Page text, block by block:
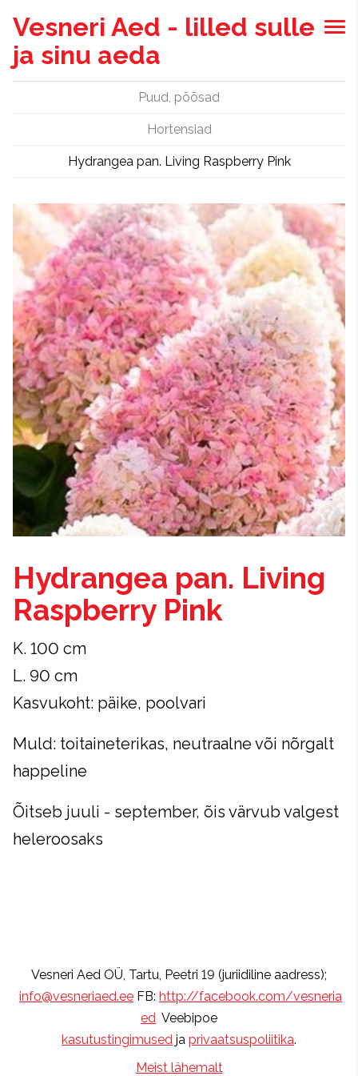
Vesneri Aed - lilled sulle
ja sinu aeda
Puud, põõsad
Hortensiad
Hydrangea pan. Living Raspberry Pink
Hydrangea pan. Living
Raspberry Pink
K. 100 cm
L. 90 cm
Kasvukoht: päike, poolvari
Muld: toitaineterikas, neutraalne või nõrgalt
happeline
Õitseb juuli - september, õis värvub valgest
heleroosaks
Vesneri Aed OÜ, Tartu, Peetri 19 (juriidiline aadress);
info@vesneriaed.ee FB: http://facebook.com/vesneria
ed Veebipoe
kasutustingimused ja privaatsuspoliitika.
Meist lähemalt